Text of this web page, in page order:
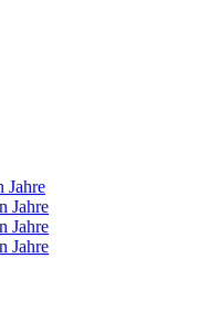
Jahre
Jahre
Jahre
Jahre